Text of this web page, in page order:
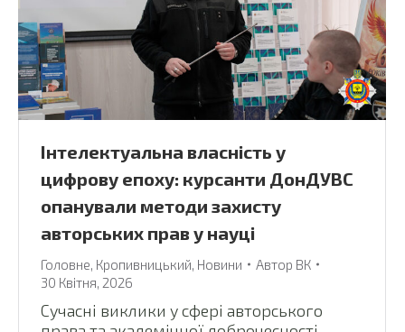
Інтелектуальна власність у
цифрову епоху: курсанти ДонДУВС
опанували методи захисту
авторських прав у науці
Головне, Кропивницький, Новини Автор ВК
30 Квітня, 2026
Сучасні виклики у сфері авторського